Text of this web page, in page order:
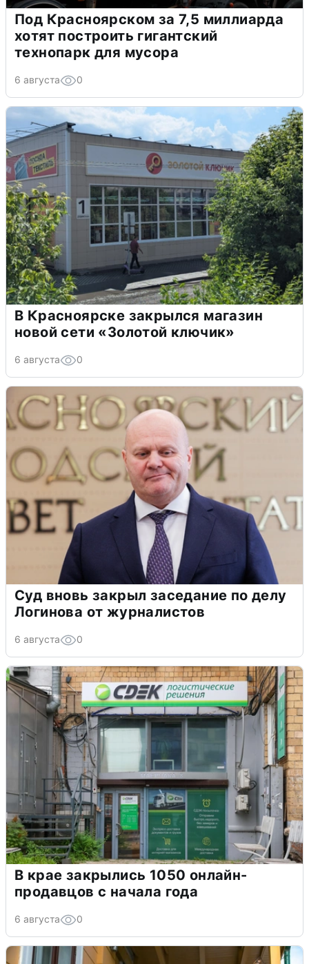
Под Красноярском за 7,5 миллиарда
хотят построить гигантский
технопарк для мусора
6 августа 0
В Красноярске закрылся магазин
новой сети «Золотой ключик»
6 августа 0
Суд вновь закрыл заседание по делу
Логинова от журналистов
6 августа 0
В крае закрылись 1050 онлайн-
продавцов с начала года
6 августа 0